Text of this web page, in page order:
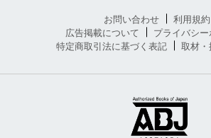
お問い合わせ
利用規約
広告掲載について
プライバシ
特定商取引法に基づく表記
取材